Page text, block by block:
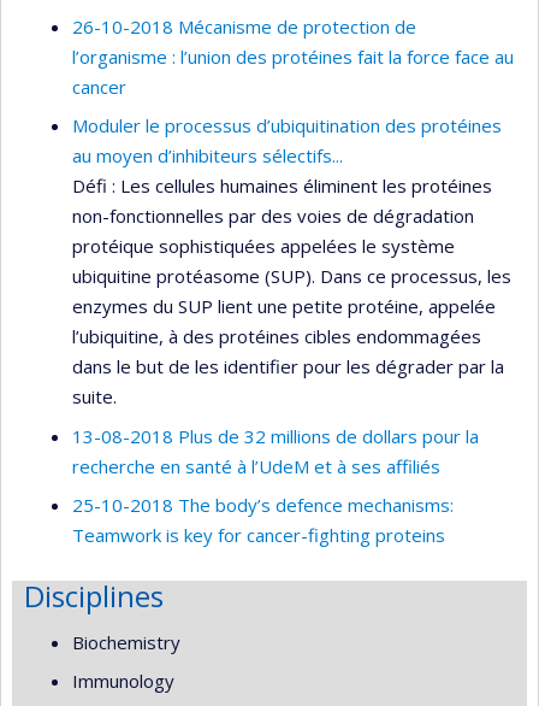
26-10-2018 Mécanisme de protection de
l’organisme : l’union des protéines fait la force face au
cancer
Moduler le processus d’ubiquitination des protéines
au moyen d’inhibiteurs sélectifs...
Défi : Les cellules humaines éliminent les protéines
non-fonctionnelles par des voies de dégradation
protéique sophistiquées appelées le système
ubiquitine protéasome (SUP). Dans ce processus, les
enzymes du SUP lient une petite protéine, appelée
l’ubiquitine, à des protéines cibles endommagées
dans le but de les identifier pour les dégrader par la
suite.
13-08-2018 Plus de 32 millions de dollars pour la
recherche en santé à l’UdeM et à ses affiliés
25-10-2018 The body’s defence mechanisms:
Teamwork is key for cancer-fighting proteins
Disciplines
Biochemistry
Immunology